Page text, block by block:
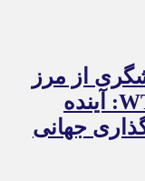
از مرز
یک تریلیون دلار گذشت/ WTTC: آینده
جهانی